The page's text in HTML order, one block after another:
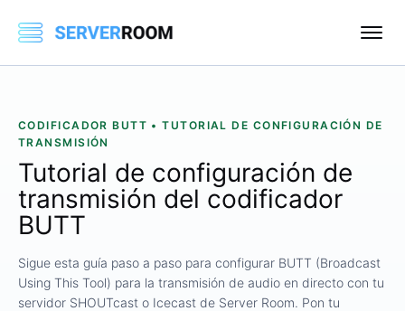
CODIFICADOR BUTT • TUTORIAL DE CONFIGURACIÓN DE
TRANSMISIÓN
Tutorial de configuración de
transmisión del codificador
BUTT
Sigue esta guía paso a paso para configurar BUTT (Broadcast
Using This Tool) para la transmisión de audio en directo con tu
servidor SHOUTcast o Icecast de Server Room. Pon tu